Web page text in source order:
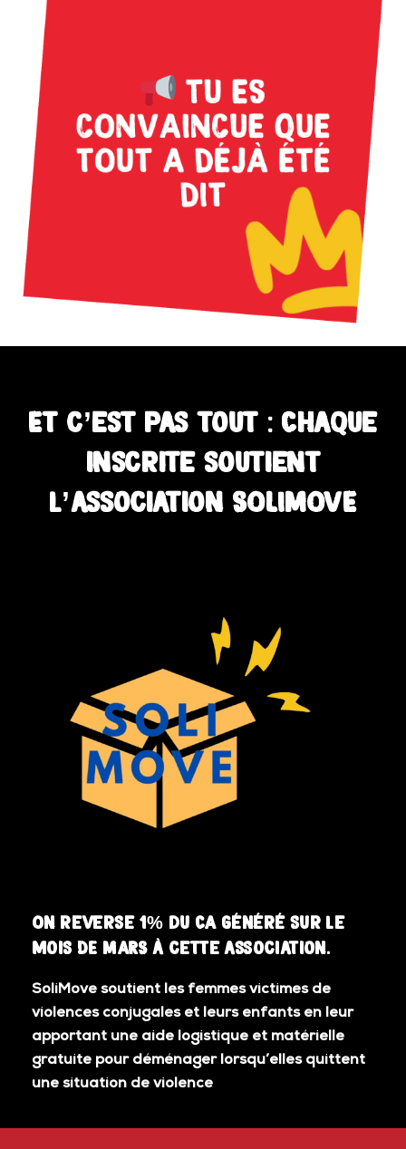
Et c’est pas tout : Chaque
inscrite soutient
l’association SOLIMOVE
On reverse 1% du CA généré sur le
mois DE MARS à cette association.
SoliMove soutient les femmes victimes de
violences conjugales et leurs enfants en leur
apportant une aide logistique et matérielle
gratuite pour déménager lorsqu’elles quittent
une situation de violence